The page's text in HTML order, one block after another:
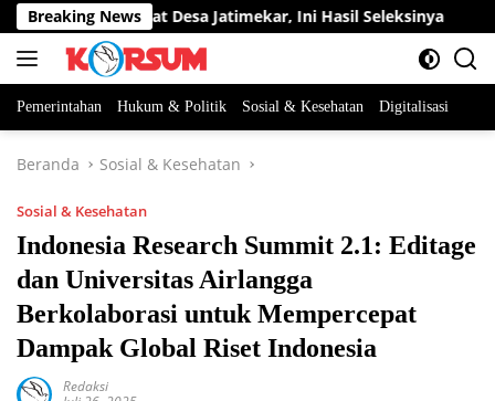
Langsung
ke
konten
Breaking News
Perangkat Desa Jatimekar, Ini Hasil Seleksinya
Pemerintahan Hukum & Politik Sosial & Kesehatan Digitalisasi
Beranda Sosial & Kesehatan
Sosial & Kesehatan
Indonesia Research Summit 2.1: Editage
dan Universitas Airlangga
Berkolaborasi untuk Mempercepat
Dampak Global Riset Indonesia
Redaksi